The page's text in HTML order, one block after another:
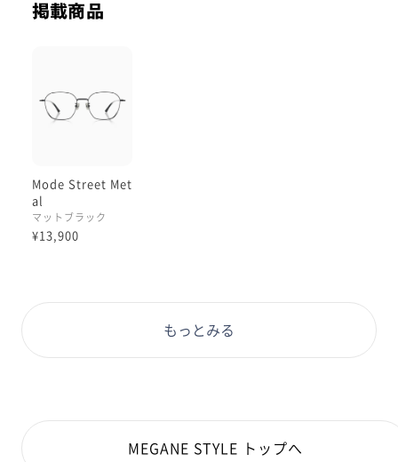
掲載商品
Mode Street Met
al
マットブラック
¥13,900
もっとみる
MEGANE STYLE トップへ